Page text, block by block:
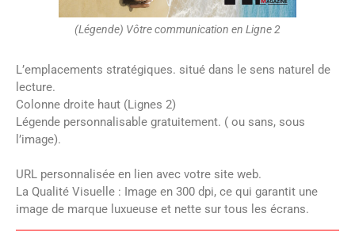
(Légende) Vôtre communication en Ligne 2
L’emplacements stratégiques. situé dans le sens naturel de
lecture.
Colonne droite haut (Lignes 2)
Légende personnalisable gratuitement. ( ou sans, sous
l’image).
URL personnalisée en lien avec votre site web.
La Qualité Visuelle : Image en 300 dpi, ce qui garantit une
image de marque luxueuse et nette sur tous les écrans.